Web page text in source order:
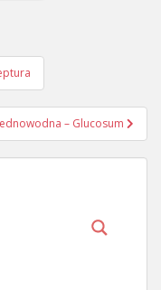
– Glucosum